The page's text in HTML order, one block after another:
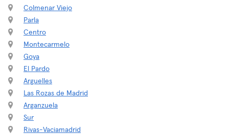
Colmenar Viejo
Parla
Centro
Montecarmelo
Goya
El Pardo
Arguelles
Las Rozas de Madrid
Arganzuela
Sur
Rivas-Vaciamadrid